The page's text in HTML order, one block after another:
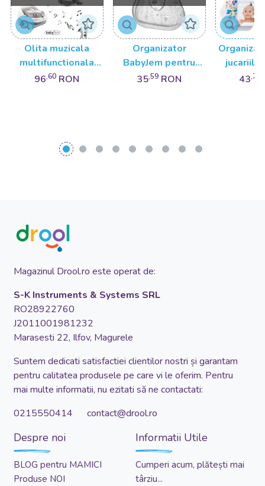
Olita muzicala
multifunctionala
BabyJem Masinuta
96,60 RON
Organizator
BabyJem pentru
jucariile de baie
35,59 RON
jucariile
Ocean
43,72
Magazinul Drool.ro este operat de:
S-K Instruments & Systems SRL
RO28922760
J2011001981232
Marasesti 22, Ilfov, Magurele
Suntem dedicati satisfactiei clientilor nostri și garantam
pentru calitatea produsele pe care vi le oferim. Pentru
mai multe informatii, nu ezitati să ne contactati:
0215550414 contact@drool.ro
Despre noi
BLOG pentru MAMICI
Produse NOI
Informatii Utile
Cumperi acum, plătești mai
târziu...